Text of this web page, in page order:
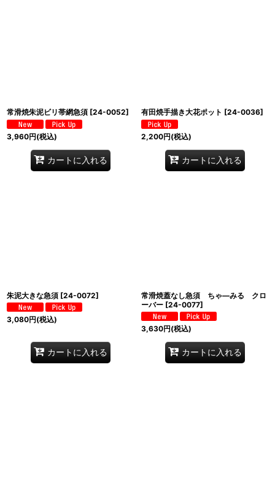
常滑焼朱泥ビリ帯網急須 [24-0052]
3,960円(税込)
カートに入れる
有田焼手描き大花ポット [24-0036]
2,200円(税込)
カートに入れる
朱泥大きな急須 [24-0072]
3,080円(税込)
カートに入れる
常滑焼蓋なし急須 ちゃ―みる クロ
ーバー [24-0077]
3,630円(税込)
カートに入れる